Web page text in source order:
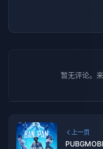
暂无评论。
上一页